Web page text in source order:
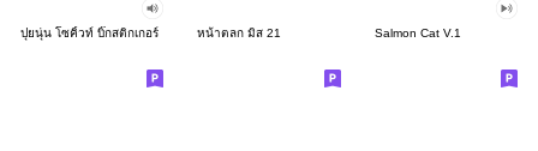
ปุยนุ่น โซคิ้วท์ บิ๊กสติกเกอร์ หน้าตลก มิส 21 Salmon Cat V.1